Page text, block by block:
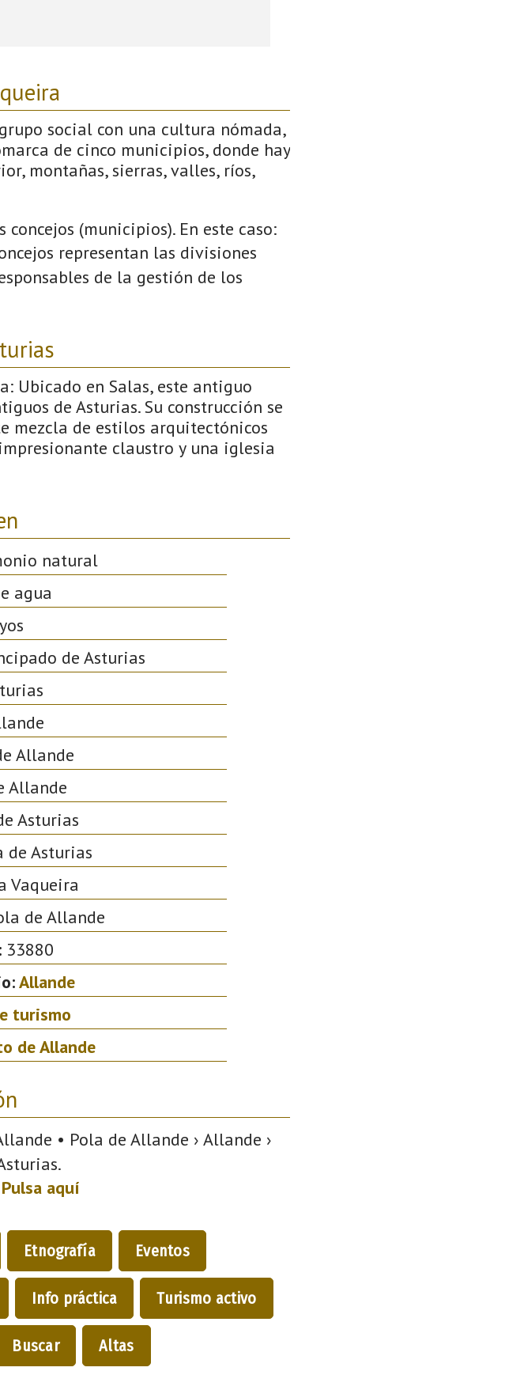
social con una cultura nómada,
de cinco municipios, donde hay
montañas, sierras, valles, ríos,
(municipios). En este caso:
representan las divisiones
de la gestión de los
Ubicado en Salas, este antiguo
de Asturias. Su construcción se
mezcla de estilos arquitectónicos
claustro y una iglesia
natural
agua
de Asturias
Allande
Allande
Asturias
Asturias
Vaqueira
de Allande
33880
Allande
turismo
de Allande
• Pola de Allande › Allande ›
Pulsa aquí
Etnografía Eventos
Info práctica Turismo activo
Buscar Altas